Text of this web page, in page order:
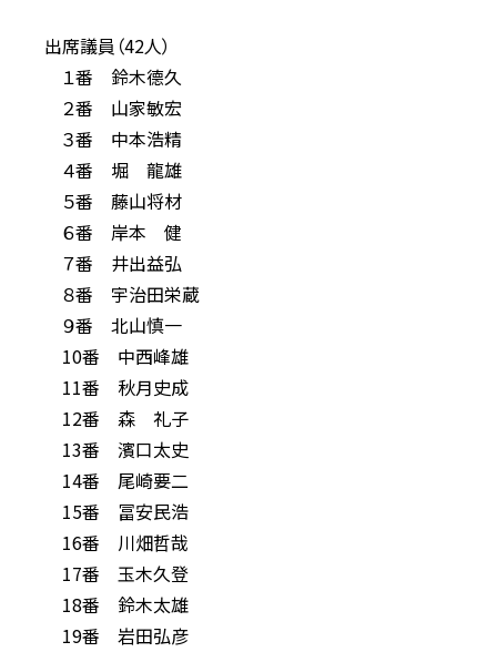
出席議員（42人）
１番 鈴木德久
２番 山家敏宏
３番 中本浩精
４番 堀 龍雄
５番 藤山将材
６番 岸本 健
７番 井出益弘
８番 宇治田栄蔵
９番 北山慎一
10番 中西峰雄
11番 秋月史成
12番 森 礼子
13番 濱口太史
14番 尾崎要二
15番 冨安民浩
16番 川畑哲哉
17番 玉木久登
18番 鈴木太雄
19番 岩田弘彦